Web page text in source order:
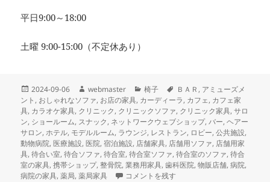
平日9:00～18:00
土曜 9:00-15:00（不定休あり）
投
稿
日:
2024-09-06
作
成
者
webmaster
カ
テ
ゴ
リ
ー
椅子
タ
グ
ＢＡＲ , アミューズメ
ント , おしゃれなソファ, お店の家具, カーディーラ, カフェ, カフェ家
具, カラオケ家具, クリニック, クリニックソファ, クリニック家具,サロ
ン, ショールーム, スナック, ネットワークウェブショップ,バー,ヘアー
サロン,ホテル, モデルルーム, ラウンジ, レストラン, ロビー,公共施設,
動物病院,医療施設,医院,宿泊施設, 店舗家具, 店舗用ソファ, 店舗用家
具,待合い室,待合ソファ,待合室,待合室ソファ,待合室のソファ,待合
室の家具,携帯ショップ,整骨院,業務用家具,歯科医院,物販店舗,病院,
病院の家具,薬局,薬局家具 本日納品の店舗家具 スクエアスタイルの
コメントを残す